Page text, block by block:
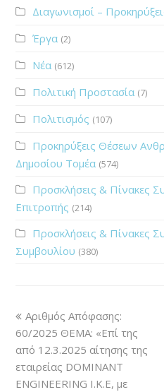
Διαγωνισμοί –
Έργα (2)
Νέα (612)
Πολιτική Προστασία (7)
Πολιτισμός (107)
Προκηρύξεις Θέσεων
Δημοσίου Τομέα (574)
Προσκλήσεις & Πίνακες
Επιτροπής (214)
Προσκλήσεις & Πίνακες
Συμβουλίου (380)
Αριθμός Απόφασης:
60/2025 ΘΕΜΑ: «Επί της
από 12.3.2025 αίτησης της
εταιρείας DOMINANT
ENGINEERING Ι.Κ.Ε, με